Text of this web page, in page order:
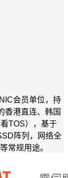
会员单位，持
香港直连、韩国
TOS），基于
阵列，网络全
常规用途。